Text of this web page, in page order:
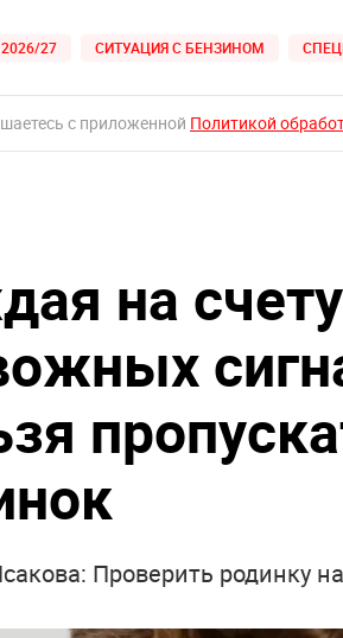
27 СИТУАЦИЯ С БЕНЗИНОМ
с приложенной Политикой
на
Проверить родинку